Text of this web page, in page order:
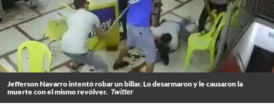
Jefferson Navarro intentó robar un billar. Lo desarmaron y le causaron la
muerte con el mismo revólver. Twitter